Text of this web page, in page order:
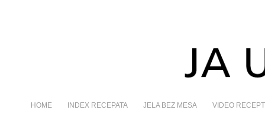
HOME INDEX RECEPATA JELA BEZ MESA VIDEO